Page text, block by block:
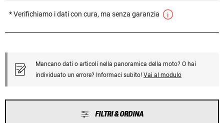
* Verifichiamo i dati con cura, ma senza garanzia
Mancano dati o articoli nella panoramica della moto? O hai
individuato un errore? Informaci subito! Vai al modulo
FILTRI & ORDINA